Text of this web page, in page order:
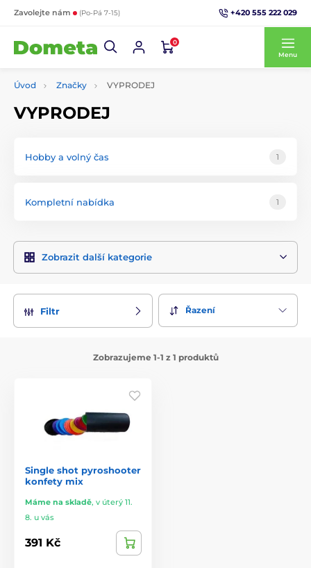
Zavolejte nám (Po-Pá 7-15) +420 555 222 029
0
Menu
Úvod Značky VYPRODEJ
VYPRODEJ
Hobby a volný čas 1
Kompletní nabídka 1
Zobrazit další kategorie
Filtr Řazení
Zobrazujeme 1-1 z 1 produktů
Single shot pyroshooter
konfety mix
Máme na skladě, v úterý 11.
8. u vás
391 Kč